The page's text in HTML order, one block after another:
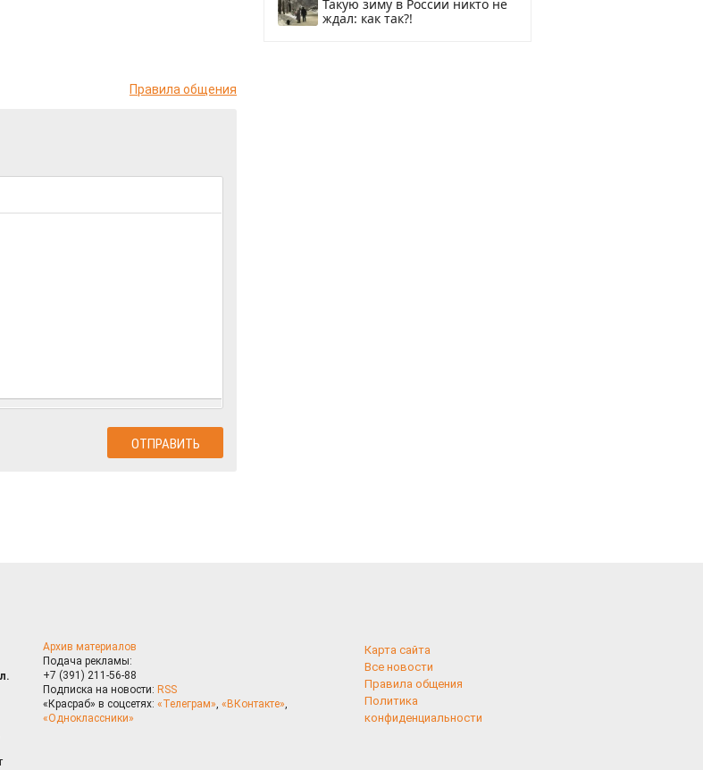
Правила общения
Такую зиму в России никто не
ждал: как так?!
Архив материалов
Подача рекламы:
+7 (391) 211-56-88
Подписка на новости: RSS
«Красраб» в соцсетях: «Телеграм», «ВКонтакте»,
«Одноклассники»
Карта сайта
Все новости
Правила общения
Политика
конфиденциальности